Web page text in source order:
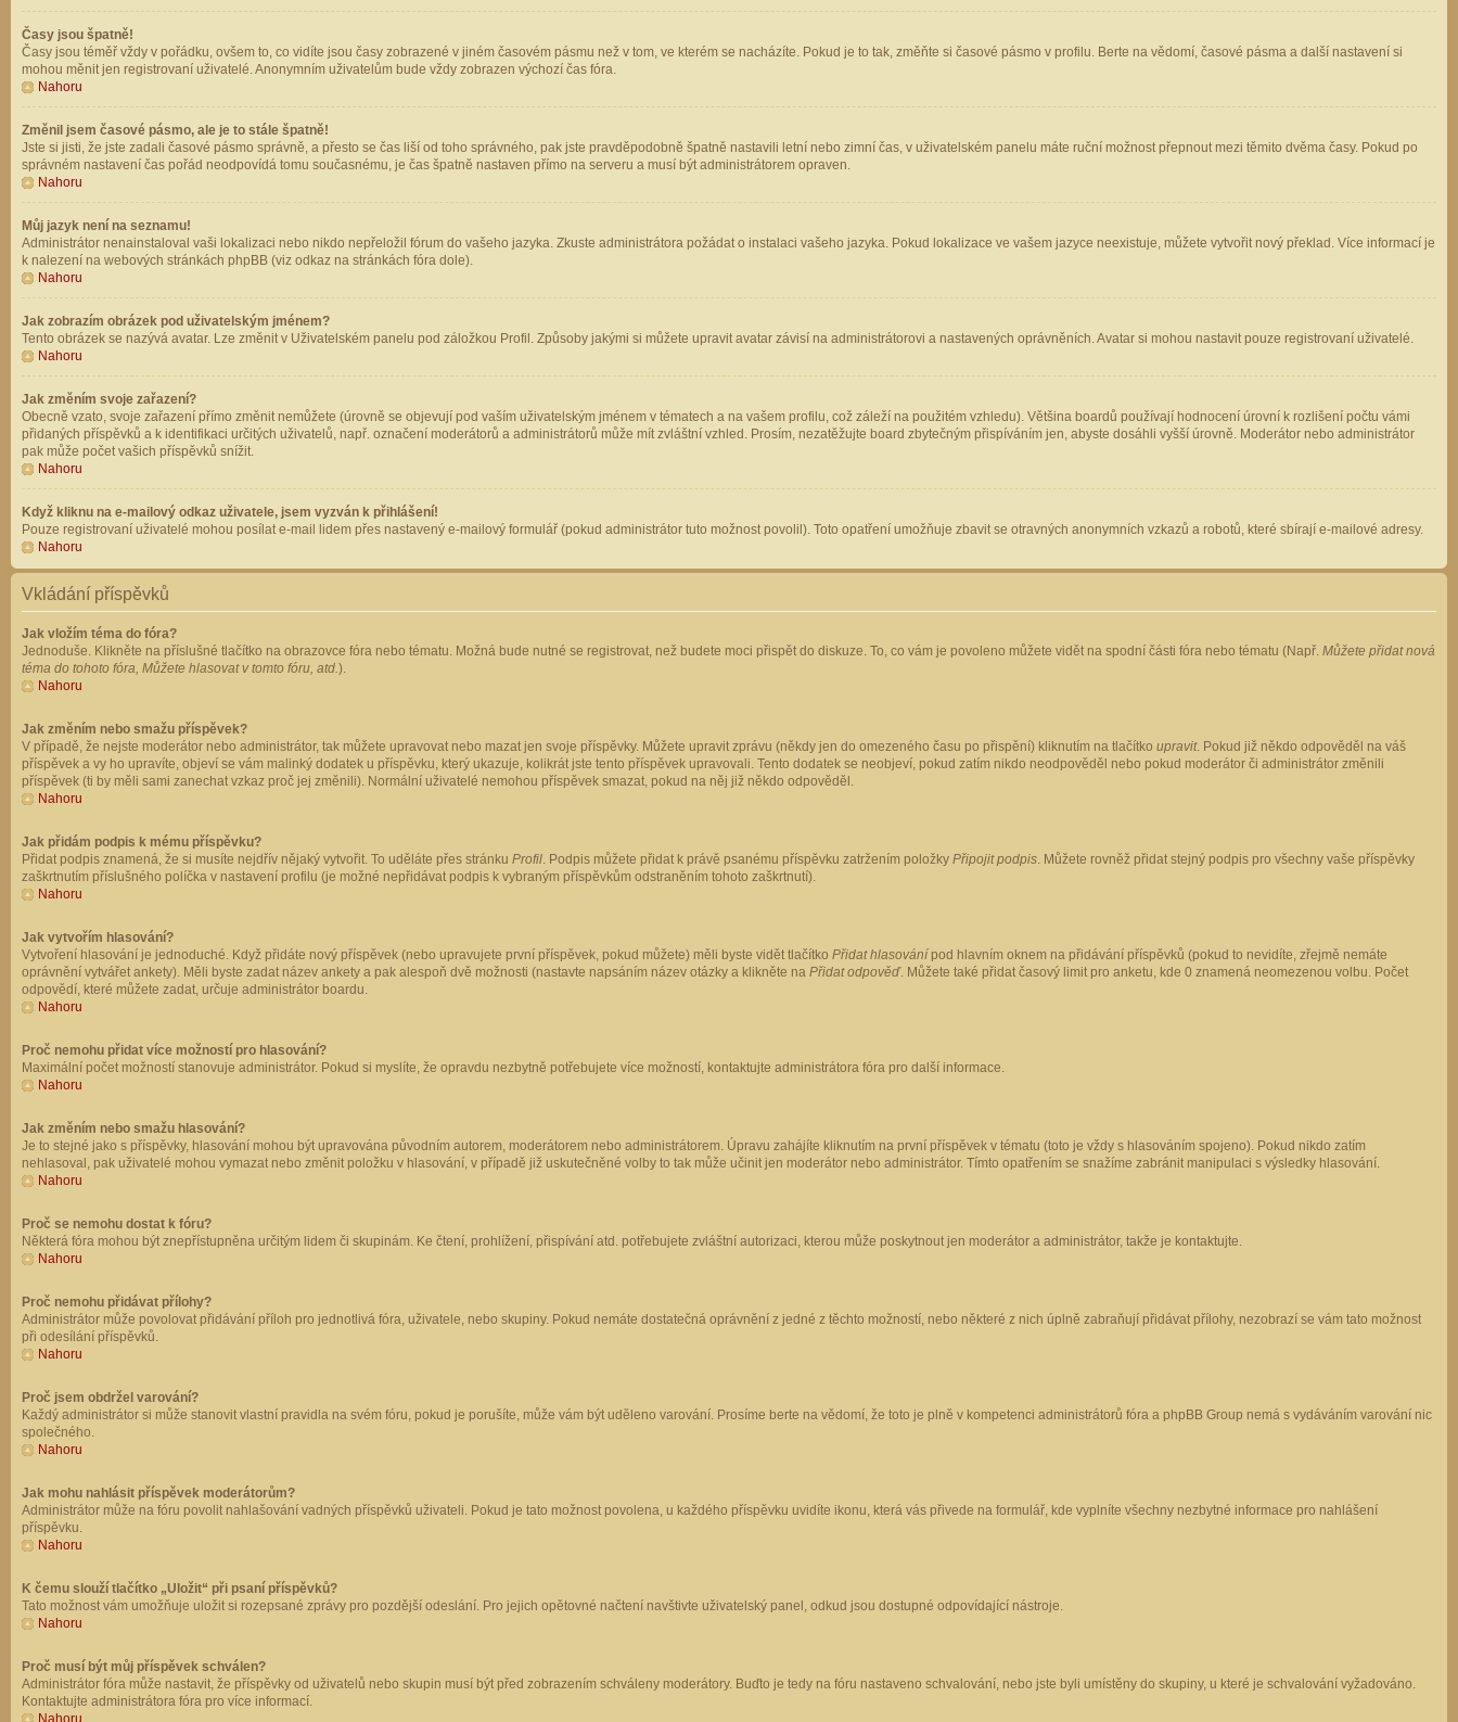
Časy jsou špatně!
Časy jsou téměř vždy v pořádku, ovšem to, co vidíte jsou časy zobrazené v jiném časovém pásmu než v tom, ve kterém se nacházíte. Pokud je to tak, změňte si časové pásmo v profilu. Berte na vědomí, časové pásma a další nastavení si
mohou měnit jen registrovaní uživatelé. Anonymním uživatelům bude vždy zobrazen výchozí čas fóra.
Nahoru
Změnil jsem časové pásmo, ale je to stále špatně!
Jste si jisti, že jste zadali časové pásmo správně, a přesto se čas liší od toho správného, pak jste pravděpodobně špatně nastavili letní nebo zimní čas, v uživatelském panelu máte ruční možnost přepnout mezi těmito dvěma časy. Pokud po
správném nastavení čas pořád neodpovídá tomu současnému, je čas špatně nastaven přímo na serveru a musí být administrátorem opraven.
Nahoru
Můj jazyk není na seznamu!
Administrátor nenainstaloval vaši lokalizaci nebo nikdo nepřeložil fórum do vašeho jazyka. Zkuste administrátora požádat o instalaci vašeho jazyka. Pokud lokalizace ve vašem jazyce neexistuje, můžete vytvořit nový překlad. Více informací je
k nalezení na webových stránkách phpBB (viz odkaz na stránkách fóra dole).
Nahoru
Jak zobrazím obrázek pod uživatelským jménem?
Tento obrázek se nazývá avatar. Lze změnit v Uživatelském panelu pod záložkou Profil. Způsoby jakými si můžete upravit avatar závisí na administrátorovi a nastavených oprávněních. Avatar si mohou nastavit pouze registrovaní uživatelé.
Nahoru
Jak změním svoje zařazení?
Obecně vzato, svoje zařazení přímo změnit nemůžete (úrovně se objevují pod vaším uživatelským jménem v tématech a na vašem profilu, což záleží na použitém vzhledu). Většina boardů používají hodnocení úrovní k rozlišení počtu vámi
přidaných příspěvků a k identifikaci určitých uživatelů, např. označení moderátorů a administrátorů může mít zvláštní vzhled. Prosím, nezatěžujte board zbytečným přispíváním jen, abyste dosáhli vyšší úrovně. Moderátor nebo administrátor
pak může počet vašich příspěvků snížit.
Nahoru
Když kliknu na e-mailový odkaz uživatele, jsem vyzván k přihlášení!
Pouze registrovaní uživatelé mohou posílat e-mail lidem přes nastavený e-mailový formulář (pokud administrátor tuto možnost povolil). Toto opatření umožňuje zbavit se otravných anonymních vzkazů a robotů, které sbírají e-mailové adresy.
Nahoru
Vkládání příspěvků
Jak vložím téma do fóra?
Jednoduše. Klikněte na příslušné tlačítko na obrazovce fóra nebo tématu. Možná bude nutné se registrovat, než budete moci přispět do diskuze. To, co vám je povoleno můžete vidět na spodní části fóra nebo tématu (Např. Můžete přidat nová
téma do tohoto fóra, Můžete hlasovat v tomto fóru, atd.).
Nahoru
Jak změním nebo smažu příspěvek?
V případě, že nejste moderátor nebo administrátor, tak můžete upravovat nebo mazat jen svoje příspěvky. Můžete upravit zprávu (někdy jen do omezeného času po přispění) kliknutím na tlačítko upravit. Pokud již někdo odpověděl na váš
příspěvek a vy ho upravíte, objeví se vám malinký dodatek u příspěvku, který ukazuje, kolikrát jste tento příspěvek upravovali. Tento dodatek se neobjeví, pokud zatím nikdo neodpověděl nebo pokud moderátor či administrátor změnili
příspěvek (ti by měli sami zanechat vzkaz proč jej změnili). Normální uživatelé nemohou příspěvek smazat, pokud na něj již někdo odpověděl.
Nahoru
Jak přidám podpis k mému příspěvku?
Přidat podpis znamená, že si musíte nejdřív nějaký vytvořit. To uděláte přes stránku Profil. Podpis můžete přidat k právě psanému příspěvku zatržením položky Připojit podpis. Můžete rovněž přidat stejný podpis pro všechny vaše příspěvky
zaškrtnutím příslušného políčka v nastavení profilu (je možné nepřidávat podpis k vybraným příspěvkům odstraněním tohoto zaškrtnutí).
Nahoru
Jak vytvořím hlasování?
Vytvoření hlasování je jednoduché. Když přidáte nový příspěvek (nebo upravujete první příspěvek, pokud můžete) měli byste vidět tlačítko Přidat hlasování pod hlavním oknem na přidávání příspěvků (pokud to nevidíte, zřejmě nemáte
oprávnění vytvářet ankety). Měli byste zadat název ankety a pak alespoň dvě možnosti (nastavte napsáním název otázky a klikněte na Přidat odpověď. Můžete také přidat časový limit pro anketu, kde 0 znamená neomezenou volbu. Počet
odpovědí, které můžete zadat, určuje administrátor boardu.
Nahoru
Proč nemohu přidat více možností pro hlasování?
Maximální počet možností stanovuje administrátor. Pokud si myslíte, že opravdu nezbytně potřebujete více možností, kontaktujte administrátora fóra pro další informace.
Nahoru
Jak změním nebo smažu hlasování?
Je to stejné jako s příspěvky, hlasování mohou být upravována původním autorem, moderátorem nebo administrátorem. Úpravu zahájíte kliknutím na první příspěvek v tématu (toto je vždy s hlasováním spojeno). Pokud nikdo zatím
nehlasoval, pak uživatelé mohou vymazat nebo změnit položku v hlasování, v případě již uskutečněné volby to tak může učinit jen moderátor nebo administrátor. Tímto opatřením se snažíme zabránit manipulaci s výsledky hlasování.
Nahoru
Proč se nemohu dostat k fóru?
Některá fóra mohou být znepřístupněna určitým lidem či skupinám. Ke čtení, prohlížení, přispívání atd. potřebujete zvláštní autorizaci, kterou může poskytnout jen moderátor a administrátor, takže je kontaktujte.
Nahoru
Proč nemohu přidávat přílohy?
Administrátor může povolovat přidávání příloh pro jednotlivá fóra, uživatele, nebo skupiny. Pokud nemáte dostatečná oprávnění z jedné z těchto možností, nebo některé z nich úplně zabraňují přidávat přílohy, nezobrazí se vám tato možnost
při odesílání příspěvků.
Nahoru
Proč jsem obdržel varování?
Každý administrátor si může stanovit vlastní pravidla na svém fóru, pokud je porušíte, může vám být uděleno varování. Prosíme berte na vědomí, že toto je plně v kompetenci administrátorů fóra a phpBB Group nemá s vydáváním varování nic
společného.
Nahoru
Jak mohu nahlásit příspěvek moderátorům?
Administrátor může na fóru povolit nahlašování vadných příspěvků uživateli. Pokud je tato možnost povolena, u každého příspěvku uvidíte ikonu, která vás přivede na formulář, kde vyplníte všechny nezbytné informace pro nahlášení
příspěvku.
Nahoru
K čemu slouží tlačítko „Uložit“ při psaní příspěvků?
Tato možnost vám umožňuje uložit si rozepsané zprávy pro pozdější odeslání. Pro jejich opětovné načtení navštivte uživatelský panel, odkud jsou dostupné odpovídající nástroje.
Nahoru
Proč musí být můj příspěvek schválen?
Administrátor fóra může nastavit, že příspěvky od uživatelů nebo skupin musí být před zobrazením schváleny moderátory. Buďto je tedy na fóru nastaveno schvalování, nebo jste byli umístěny do skupiny, u které je schvalování vyžadováno.
Kontaktujte administrátora fóra pro více informací.
Nahoru